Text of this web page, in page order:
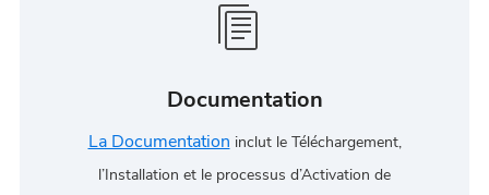
Documentation
La Documentation inclut le Téléchargement,
l’Installation et le processus d’Activation de